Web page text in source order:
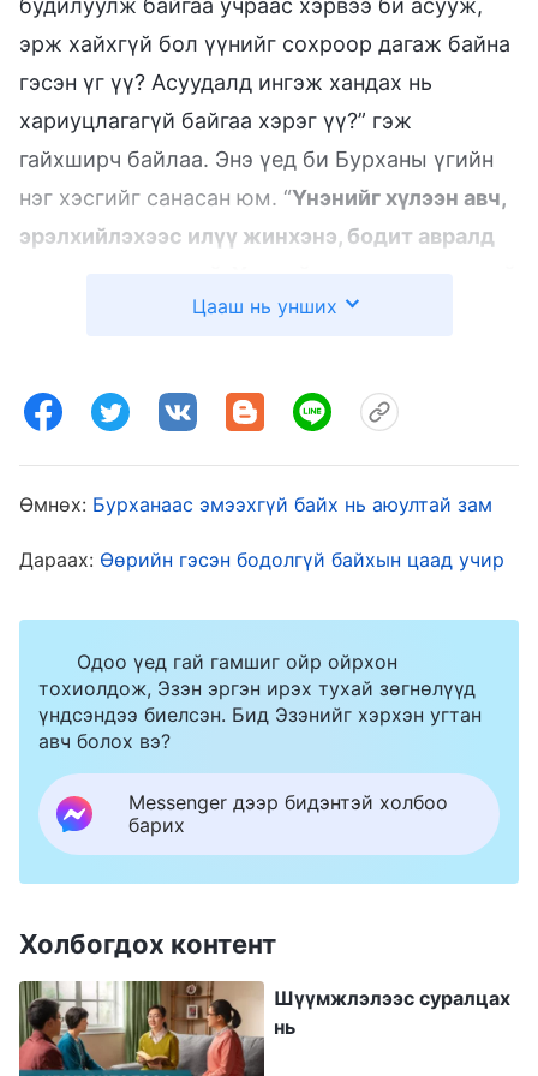
эрж хайхгүй бол үүнийг сохроор дагаж байна
гэсэн үг үү? Асуудалд ингэж хандах нь
хариуцлагагүй байгаа хэрэг үү?” гэж
гайхширч байлаа. Энэ үед би Бурханы үгийн
нэг хэсгийг санасан юм. “Үнэнийг хүлээн авч,
эрэлхийлэхээс илүү жинхэнэ, бодит авралд
бол Бурханд итгэх итгэл чинь хий хоосон
хэлж, уриа лоозон давтаж, сүрхий сонсогдох
зүйл хэлж, дүрэм дагаад, үнэнийг
хэрэгжүүлэхэд хэзээ ч анхаардаггүй хүмүүс
хэчнээн олон жил итгэлээ ч юу ч олж
хэрэгжүүлэхийг хүсдэг, Бурханы даалгасан
зүйлийг өөрсдийн үүрэг даалгавар гэж үздэг,
Бурханы төлөө зарлагадахад бүхий л
амьдралаа баяртайяа зарцуулдаг,
өөрсдийнхөө төлөө явуулга хийдэггүй, бат ул
суурьтай, Бурханы зохион байгуулалтыг
дуулгавартай дагадаг хүмүүс. Тэд үүргээ
гүйцэтгэж байхдаа үнэний зарчмыг ойлгож
чаддаг бөгөөд бүх зүйлийг зүй зохистой
хийхээр шаргуу хичээдэг нь Бурханд гэрчлэл
хийх, Бурханы хүслийг хангах үр дүнд хүрэх
боломжийг олгодог. Тэд үүргээ гүйцэтгэж
Цааш нь унших
Өмнөх: Бурханаас эмээхгүй байх нь аюултай зам
Дараах: Өөрийн гэсэн бодолгүй байхын цаад учир
Одоо үед гай гамшиг ойр ойрхон
тохиолдож, Эзэн эргэн ирэх тухай зөгнөлүүд
үндсэндээ биелсэн. Бид Эзэнийг хэрхэн угтан
авч болох вэ?
Messenger дээр бидэнтэй холбоо
барих
Холбогдох контент
Шүүмжлэлээс суралцах
нь